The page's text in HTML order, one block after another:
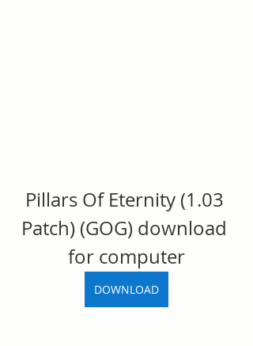
Pillars Of Eternity (1.03
Patch) (GOG) download
for computer
DOWNLOAD